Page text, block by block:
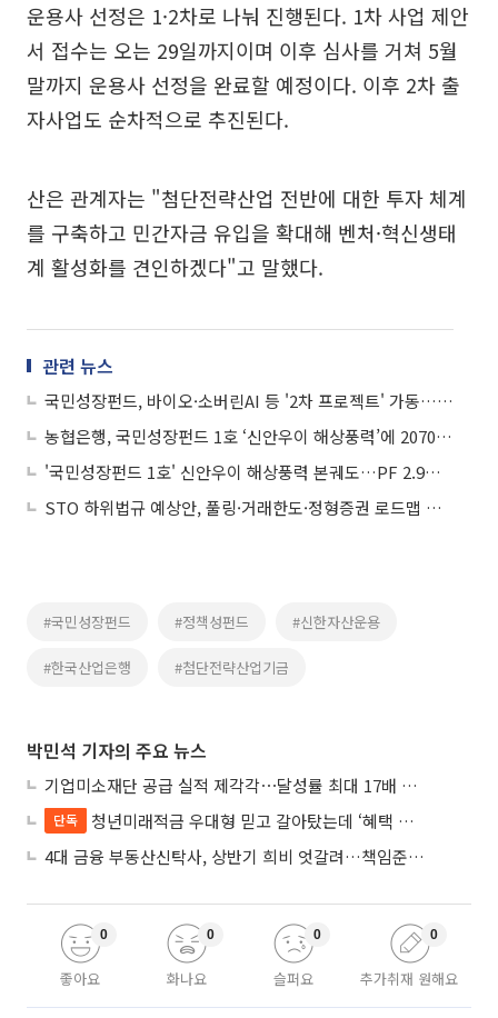
운용사 선정은 1·2차로 나눠 진행된다. 1차 사업 제안
서 접수는 오는 29일까지이며 이후 심사를 거쳐 5월
말까지 운용사 선정을 완료할 예정이다. 이후 2차 출
자사업도 순차적으로 추진된다.
산은 관계자는 "첨단전략산업 전반에 대한 투자 체계
를 구축하고 민간자금 유입을 확대해 벤처·혁신생태
계 활성화를 견인하겠다"고 말했다.
관련 뉴스
국민성장펀드, 바이오·소버린AI 등 '2차 프로젝트' 가동…운용체계도 개편
농협은행, 국민성장펀드 1호 ‘신안우이 해상풍력’에 2070억 공급
'국민성장펀드 1호' 신안우이 해상풍력 본궤도…PF 2.9조 순차 집행
STO 하위법규 예상안, 풀링·거래한도·정형증권 로드맵 제시
#국민성장펀드 #정책성펀드 #신한자산운용
#한국산업은행 #첨단전략산업기금
박민석 기자의 주요 뉴스
기업미소재단 공급 실적 제각각⋯달성률 최대 17배 차이
단독
청년미래적금 우대형 믿고 갈아탔는데 ‘혜택 반토막’…심사 오류에 가입자 혼선
4대 금융 부동산신탁사, 상반기 희비 엇갈려…책임준공 손실 반영 시점이 갈랐다
좋아요
0
화나요
0
슬퍼요
0
추가취재 원해요
0